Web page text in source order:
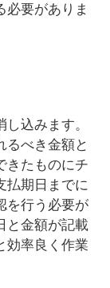
必要がありま
込みます。
るべき金額と
きたものにチ
払期日までに
を行う必要が
と金額が記載
効率良く作業